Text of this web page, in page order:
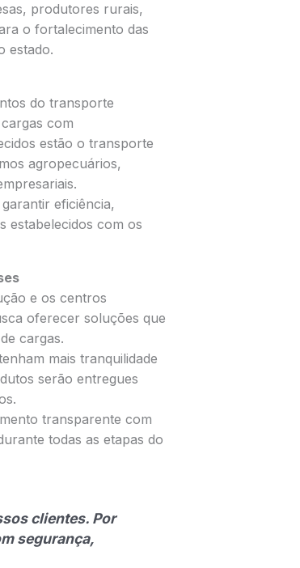
produtores rurais,
o fortalecimento das
estado.
do transporte
com
estão o transporte
agropecuários,
eficiência,
estabelecidos com os
e os centros
oferecer soluções que
cargas.
mais tranquilidade
serão entregues
transparente com
todas as etapas do
clientes. Por
segurança,